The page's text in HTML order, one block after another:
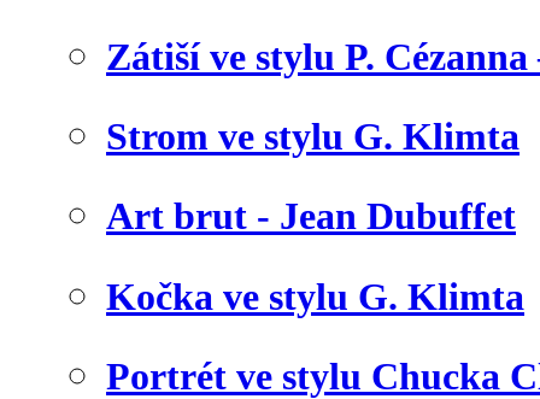
Zátiší ve stylu P.
Strom ve stylu G. Klimta
Art brut - Jean Dubuffet
Kočka ve stylu G. Klimta
Portrét ve stylu Chucka